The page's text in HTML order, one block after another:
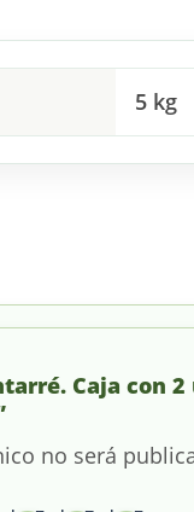
5 kg
Caja con
no será